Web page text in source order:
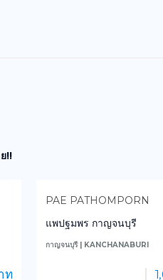
!!
ท
PAE PATHOMPORN
แพปฐมพร กาญจนบุรี
กาญจนบุรี | KANCHANABURI